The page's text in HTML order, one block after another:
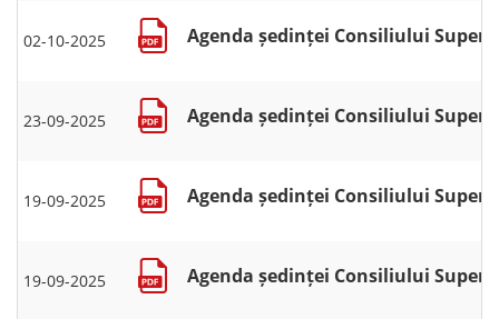
02-10-2025 Agenda ședinței Consiliului
23-09-2025 Agenda ședinței Consiliului
19-09-2025 Agenda ședinței Consiliului
19-09-2025 Agenda ședinței Consiliului